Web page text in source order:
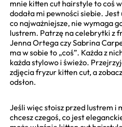
mnie kitten cut hairstyle to coś
dodała mi pewności siebie.
co najważniejsze, nie wymaga
lustrem. Patrzę na celebrytki z
Jenna Ortega czy Sabrina
ma w sobie to „coś”. Każda z
każda stylowo i świeżo.
zdjęcia fryzur kitten cut, a
odsłon.
Jeśli więc stoisz przed lustrem i
chcesz czegoś, co jest